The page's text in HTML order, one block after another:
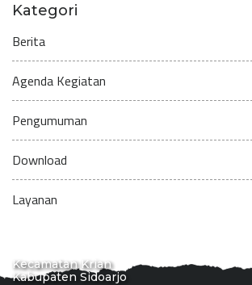
Kategori
Berita
Agenda Kegiatan
Pengumuman
Download
Layanan
Kecamatan Krian
Kabupaten Sidoarjo